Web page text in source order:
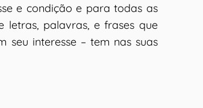
e condição e para todas as
letras, palavras, e frases que
interesse – tem nas suas